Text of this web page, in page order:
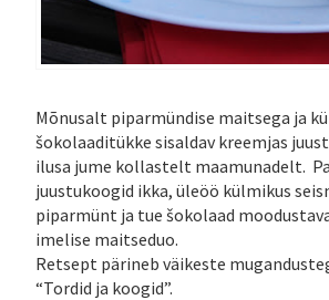
Mõnusalt piparmündise maitsega ja
šokolaaditükke sisaldav kreemjas
ilusa jume kollastelt maamunadelt.
juustukoogid ikka, üleöö külmikus
piparmünt ja tue šokolaad
imelise maitseduo.
Retsept pärineb väikeste
“Tordid ja koogid”.